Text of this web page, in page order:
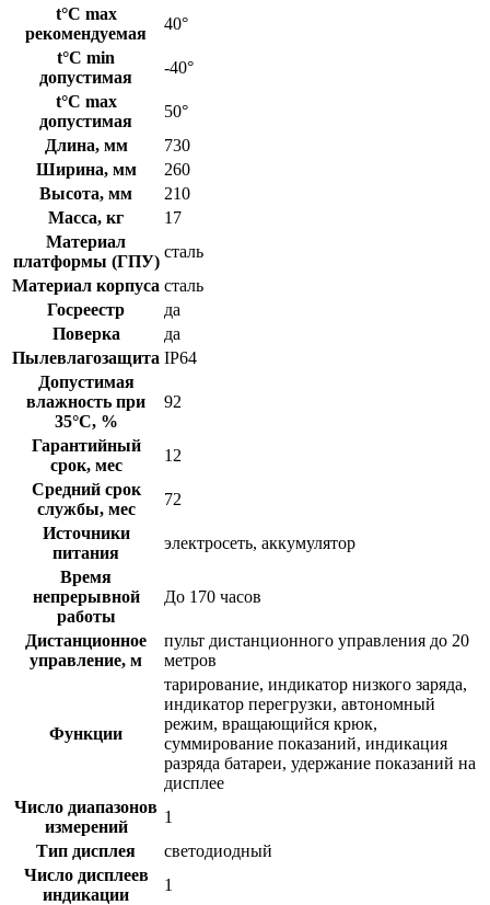
t°C max
рекомендуемая
40°
t°C min
допустимая
-40°
t°C max
допустимая
50°
Длина, мм
730
Ширина, мм
260
Высота, мм
210
Масса, кг
17
Материал
платформы (ГПУ)
сталь
Материал корпуса сталь
Госреестр
да
Поверка
да
Пылевлагозащита IP64
Допустимая
влажность при
35°С, %
92
Гарантийный
срок, мес
12
Средний срок
службы, мес
72
Источники
питания
электросеть, аккумулятор
Время
непрерывной
работы
До 170 часов
Дистанционное
управление, м
пульт дистанционного управления до 20
метров
Функции
тарирование, индикатор низкого заряда,
индикатор перегрузки, автономный
режим, вращающийся крюк,
суммирование показаний, индикация
разряда батареи, удержание показаний на
дисплее
Число диапазонов
измерений
1
Тип дисплея
светодиодный
Число дисплеев
индикации
1